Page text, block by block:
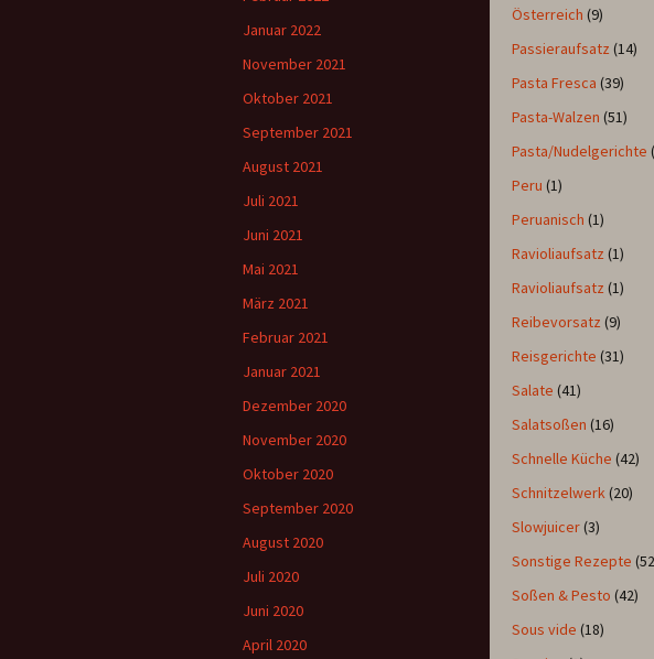
Österreich (9)
Passieraufsatz (14)
Pasta Fresca (39)
Pasta-Walzen (51)
Pasta/Nudelgerichte
Peru (1)
Peruanisch (1)
Ravioliaufsatz (1)
Ravioliaufsatz (1)
Reibevorsatz (9)
Reisgerichte (31)
Salate (41)
Salatsoßen (16)
Schnelle Küche (42)
Schnitzelwerk(20)
Slowjuicer(3)
Sonstige Rezepte
Soßen & Pesto (42)
Sous vide (18)
Januar 2022
November 2021
Oktober 2021
September 2021
August 2021
Juli 2021
Juni 2021
Mai 2021
März 2021
Februar 2021
Januar 2021
Dezember 2020
November 2020
Oktober 2020
September 2020
August 2020
Juli 2020
Juni 2020
April 2020